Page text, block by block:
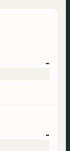
-
-